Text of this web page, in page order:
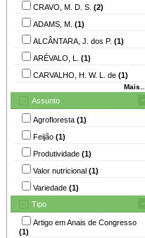
CRAVO, M. D. S. (2)
ADAMS, M. (1)
ALCÂNTARA, J. dos P. (1)
ARÉVALO, L. (1)
CARVALHO, H. W. L. de (1)
Mais...
Assunto
Agrofloresta (1)
Feijão (1)
Produtividade (1)
Valor nutricional (1)
Variedade (1)
Tipo
Artigo em Anais de Congresso
(1)